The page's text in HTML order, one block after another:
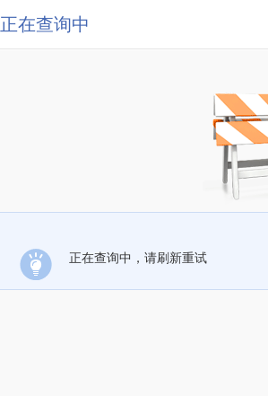
正在查询中
正在查询中，请刷新重试